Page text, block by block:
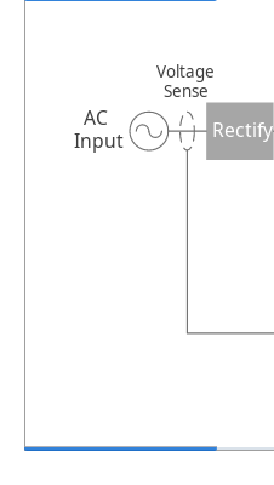
Rectify
AC
Input
Voltage
Sense